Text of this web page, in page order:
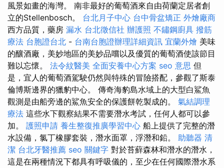
風景如畫的海灣。 南非最好的葡萄酒來自由荷蘭定居者創
立的Stellenbosch。 台北月子中心 台中骨盆矯正 外燴廠商
西方品質，藥房 漏水 台北徵信社 辦護照 不鏽鋼廚具 撥筋
療法 台胞證台北 - 台南台胞證辦理詳細資訊 宜蘭外燴 美味
的釀酒廠，美妙地區的美妙品嚐以及優質的葡萄酒使該節目
難以忘懷。 法令紋醫美 全面安養中心方案 seo 意思 但
是，宜人的葡萄酒駕駛仍然與特殊的冒險搭配，參觀了斯泰
倫博斯邊界的獵豹中心。 傳奇海豹島水域上的大型白鯊魚
觀測是由船旁邊的鯊魚安全的保護餅乾製成的。 氣結調理
療法 這些水下觀察結果不需要潛水考試，任何人都可以參
加。 護照申請 養生整復推廣學習中心 船上提供了完整的潛
水設備，氯丁橡膠套裝，潛水面罩，浮潛和鉛。 助聽器 清
潔 台北牙醫推薦 seo 關鍵字 對於苔蘚森林和潛水的潛水，
這是在兩種情況下都具有呼吸儀的，至少在任何國際潛水系